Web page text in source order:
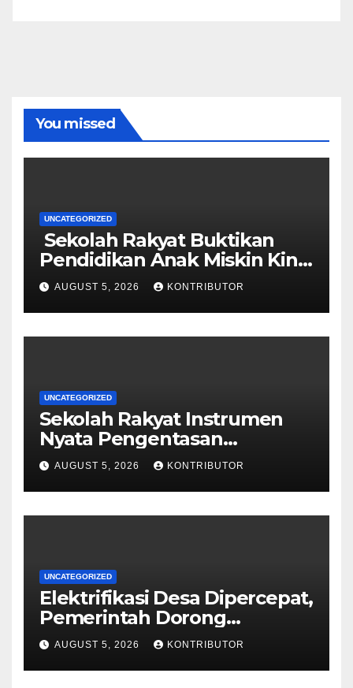
You missed
UNCATEGORIZED
Sekolah Rakyat Buktikan
Pendidikan Anak Miskin Kini
Menjadi Prioritas Negara
AUGUST 5, 2026 KONTRIBUTOR
UNCATEGORIZED
Sekolah Rakyat Instrumen
Nyata Pengentasan
Kemiskinan Antargenerasi
AUGUST 5, 2026 KONTRIBUTOR
UNCATEGORIZED
Elektrifikasi Desa Dipercepat,
Pemerintah Dorong
Ketahanan Energi dan
Kesejahteraan Masyarakat
AUGUST 5, 2026 KONTRIBUTOR